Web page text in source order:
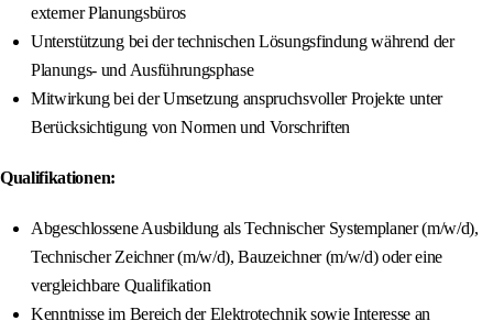
externer Planungsbüros
Unterstützung bei der technischen Lösungsfindung während der
Planungs- und Ausführungsphase
Mitwirkung bei der Umsetzung anspruchsvoller Projekte unter
Berücksichtigung von Normen und Vorschriften
Qualifikationen:
Abgeschlossene Ausbildung als Technischer Systemplaner (m/w/d),
Technischer Zeichner (m/w/d), Bauzeichner (m/w/d) oder eine
vergleichbare Qualifikation
Kenntnisse im Bereich der Elektrotechnik sowie Interesse an